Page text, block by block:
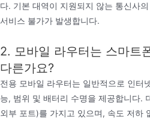
다. 기본 대역이 지원되지 않는 통신사
서비스 불가가 발생합니다.
2. 모바일 라우터는 스마트
다른가요?
전용 모바일 라우터는 일반적으로 인터
능, 범위 및 배터리 수명을 제공합니다.
외부 포트)를 가지고 있으며, 속도 저하